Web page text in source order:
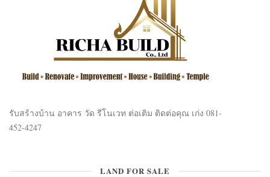
รับสร้างบ้าน อาคาร วัด รีโนเวท ต่อเติม ติดต่อคุณ เก่ง 081-
452-4247
LAND FOR SALE